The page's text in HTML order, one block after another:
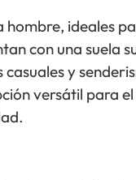
hombre, ideales
con una suela
y
versátil para